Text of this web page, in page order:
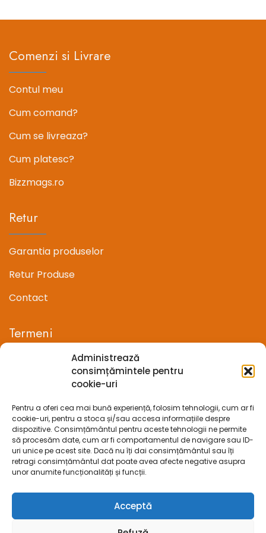
Administrează
consimțămintele pentru
cookie-uri
Pentru a oferi cea mai bună experiență, folosim tehnologii, cum ar fi
cookie-uri, pentru a stoca și/sau accesa informațiile despre
dispozitive. Consimțământul pentru aceste tehnologii ne permite
să procesăm date, cum ar fi comportamentul de navigare sau ID-
uri unice pe acest site. Dacă nu îți dai consimțământul sau îți
retragi consimțământul dat poate avea afecte negative asupra
unor anumite funcționalități și funcții.
Acceptă
Comenzi si Livrare
Contul meu
Cum comand?
Cum se livreaza?
Cum platesc?
Bizzmags.ro
Retur
Garantia produselor
Retur Produse
Contact
Termeni
Termeni si conditii
Confidentialitate
Politica cookie-uri (UE)
Prelucrarea datelor cu caracter personal
Legal